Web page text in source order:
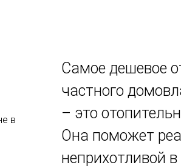
Самое дешевое
частного
– это
Она поможет
неприхотливой